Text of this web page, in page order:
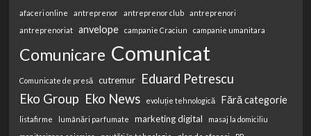
afaceri online antreprenor antreprenor club
antreprenori
antreprenoriat
anvelope campanie Craciun campanie umanitara
Comunicare Comunicat
Comunicate de presă cutremur
Eduard Petrescu
Eko Group Eko News evoluție tehnologică Fără categorie
listafirme lumânări parfumate marketing digital
masaj la domiciliu